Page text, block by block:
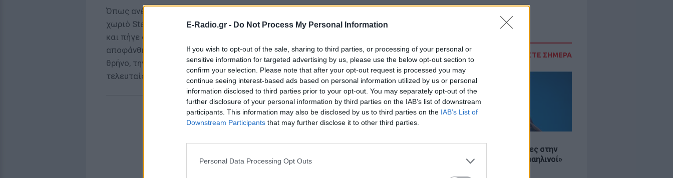
E-Radio.gr - Do Not Process My Personal Information
If you wish to opt-out of the sale, sharing to third parties, or processing of your personal or
sensitive information for targeted advertising by us, please use the below opt-out section to
confirm your selection. Please note that after your opt-out request is processed you may
continue seeing interest-based ads based on personal information utilized by us or personal
information disclosed to third parties prior to your opt-out. You may separately opt-out of the
further disclosure of your personal information by third parties on the IAB’s list of downstream
participants. This information may also be disclosed by us to third parties on the IAB’s List of
Downstream Participants that may further disclose it to other third parties.
Personal Data Processing Opt Outs
ΔΙΑΒΑΣΤΕ ΣΗΜΕΡΑ
Ισραηλινό ΥΠΕΞ προς τουρίστες στην
Ελλάδα: «Κρύψτε ότι είστε Ισραηλινοί»
Όπως ανέφεραν τα τοπικά Μέσα, ο 34χρονος ζούσε σχεδόν δύο χρόνια στο
χωριό Station Ghanagagapur. Τις τελευταίες ημέρες αισθάνθηκε άρρωστος
και πήγε στο νοσοκομείο. Έπεσε σε κώμα, ο γιατρός τον εξέτασε και
αποφάνθηκε ότι... πέθανε! Ακολούθησαν οι... τυπικές διαδικασίες με τον
θρήνο, την κηδεία και λίγο πριν την ολοκλήρωση της διαδικασίας του
τελευταίου ταξιδιού, έγινε η μεγάλη επιστροφή από τους νεκρούς.
ΔΙΑΦΗΜΙΣΗ